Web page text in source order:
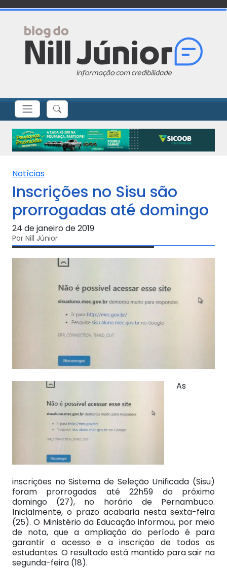
Notícias
Inscrições no Sisu são
prorrogadas até domingo
24 de janeiro de 2019
Por Nill Júnior
As
inscrições no Sistema de Seleção Unificada (Sisu)
foram prorrogadas até 22h59 do próximo
domingo (27), no horário de Pernambuco.
Inicialmente, o prazo acabaria nesta sexta-feira
(25). O Ministério da Educação informou, por meio
de nota, que a ampliação do período é para
garantir o acesso e a inscrição de todos os
estudantes. O resultado está mantido para sair na
segunda-feira (18).